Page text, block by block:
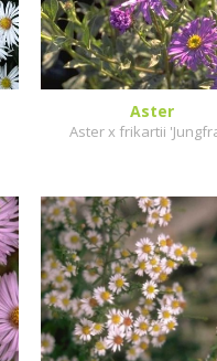
Aster
Aster x frikartii